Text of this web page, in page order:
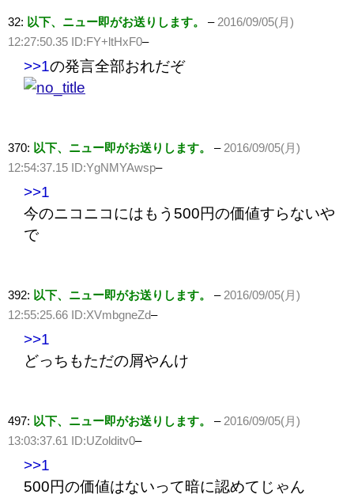
32: 以下、ニュー即がお送りします。 –2016/09/05(月)
12:27:50.35 ID:FY+ltHxF0–
>>1の発言全部おれだぞ
370: 以下、ニュー即がお送りします。 –2016/09/05(月)
12:54:37.15 ID:YgNMYAwsp–
>>1
今のニコニコにはもう500円の価値すらないや
で
392: 以下、ニュー即がお送りします。 –2016/09/05(月)
12:55:25.66 ID:XVmbgneZd–
>>1
どっちもただの屑やんけ
497: 以下、ニュー即がお送りします。 –2016/09/05(月)
13:03:37.61 ID:UZolditv0–
>>1
500円の価値はないって暗に認めてじゃん